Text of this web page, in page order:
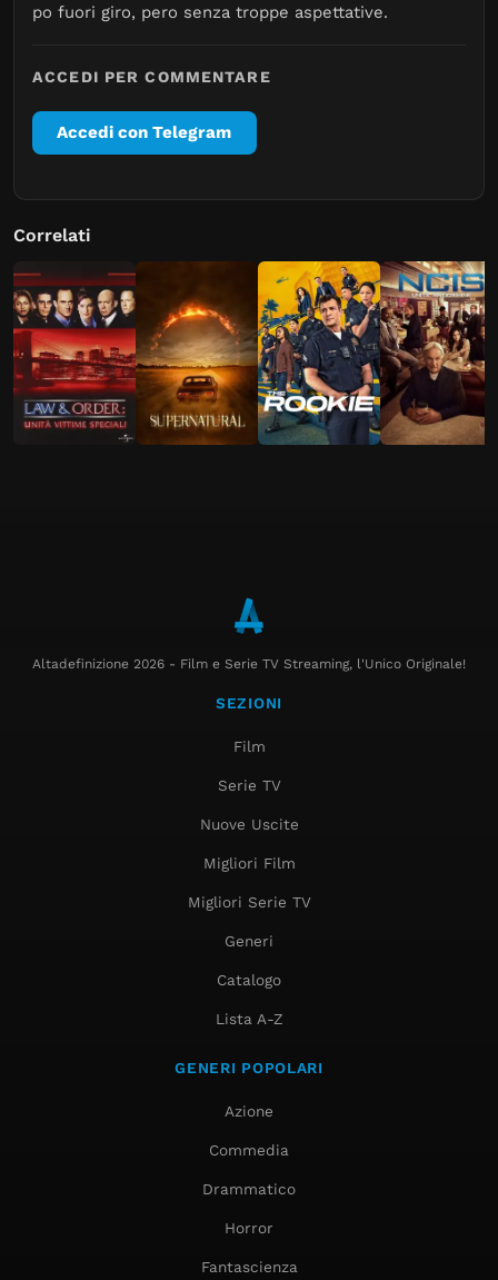
po fuori giro, pero senza troppe aspettative.
ACCEDI PER COMMENTARE
Accedi con Telegram
Correlati
Altadefinizione 2026 - Film e Serie TV Streaming, l'Unico Originale!
SEZIONI
Film
Serie TV
Nuove Uscite
Migliori Film
Migliori Serie TV
Generi
Catalogo
Lista A-Z
GENERI POPOLARI
Azione
Commedia
Drammatico
Horror
Fantascienza